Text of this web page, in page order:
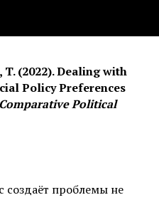
T. (2022). Dealing with
Policy Preferences
Comparative Political
создаёт проблемы не